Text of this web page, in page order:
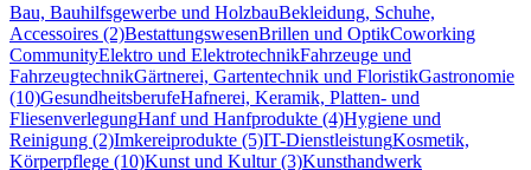
Bau, Bauhilfsgewerbe und HolzbauBekleidung, Schuhe,
Accessoires (2)BestattungswesenBrillen und OptikCoworking
CommunityElektro und ElektrotechnikFahrzeuge und
FahrzeugtechnikGärtnerei, Gartentechnik und FloristikGastronomie
(10)GesundheitsberufeHafnerei, Keramik, Platten- und
FliesenverlegungHanf und Hanfprodukte (4)Hygiene und
Reinigung (2)Imkereiprodukte (5)IT-DienstleistungKosmetik,
Körperpflege (10)Kunst und Kultur (3)Kunsthandwerk